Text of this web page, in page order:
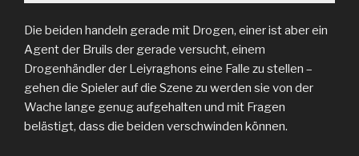
Die beiden handeln gerade mit Drogen, einer ist aber ein
Agent der Bruils der gerade versucht, einem
Drogenhändler der Leiyraghons eine Falle zu stellen –
gehen die Spieler auf die Szene zu werden sie von der
Wache lange genug aufgehalten und mit Fragen
belästigt, dass die beiden verschwinden können.